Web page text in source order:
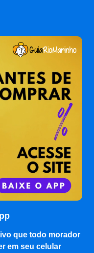
que todo morador
em seu celular